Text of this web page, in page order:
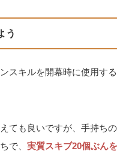
う
スキルを開幕時に使用す
ても良いですが、手持ち
で、 実質スキブ20個ぶん